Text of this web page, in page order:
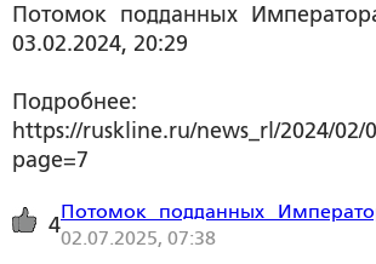
Потомок подданных
03.02.2024, 20:29
Подробнее:
https://ruskline.ru/news_rl/2024/02/
page=7
4
Потомок подданных
02.07.2025, 07:38